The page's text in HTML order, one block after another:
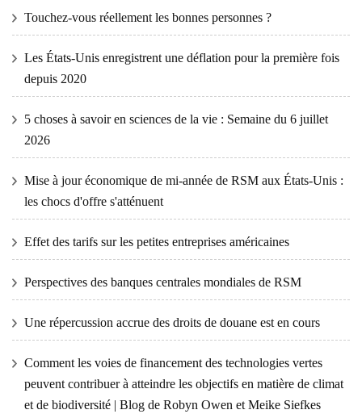
Touchez-vous réellement les bonnes personnes ?
Les États-Unis enregistrent une déflation pour la première fois
depuis 2020
5 choses à savoir en sciences de la vie : Semaine du 6 juillet
2026
Mise à jour économique de mi-année de RSM aux États-Unis :
les chocs d'offre s'atténuent
Effet des tarifs sur les petites entreprises américaines
Perspectives des banques centrales mondiales de RSM
Une répercussion accrue des droits de douane est en cours
Comment les voies de financement des technologies vertes
peuvent contribuer à atteindre les objectifs en matière de climat
et de biodiversité | Blog de Robyn Owen et Meike Siefkes